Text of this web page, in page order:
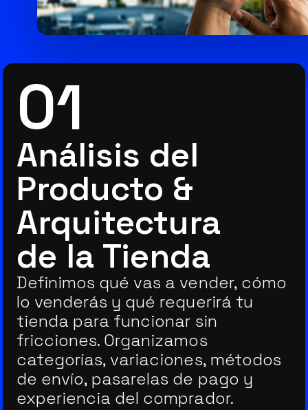
01
Análisis del
Producto &
Arquitectura
de la Tienda
Definimos qué vas a vender, cómo
lo venderás y qué requerirá tu
tienda para funcionar sin
fricciones. Organizamos
categorías, variaciones, métodos
de envío, pasarelas de pago y
experiencia del comprador.